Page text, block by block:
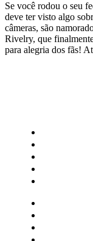
Se você rodou o seu
deve ter visto algo
câmeras, são
Rivelry, que
para alegria dos fãs!